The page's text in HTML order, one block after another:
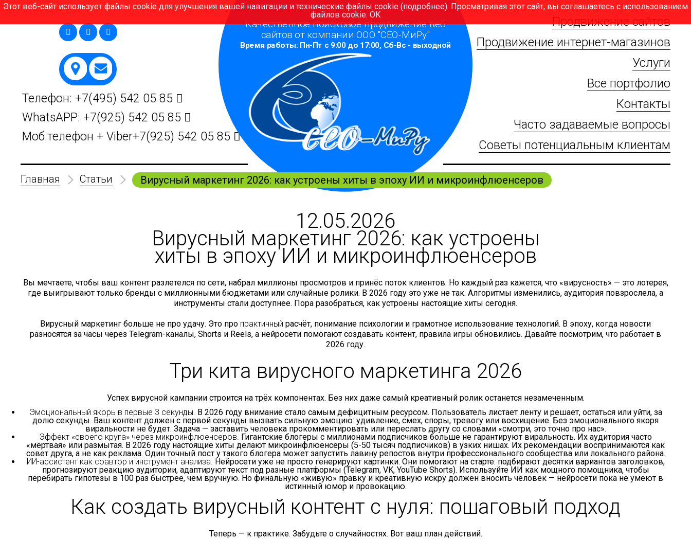
Главная Статьи Вирусный маркетинг 2026: как устроены хиты в эпоху ИИ и микроинфлюенсеров
12.05.2026
Вирусный маркетинг 2026: как устроены
хиты в эпоху ИИ и микроинфлюенсеров
Вы мечтаете, чтобы ваш контент разлетелся по сети, набрал миллионы просмотров и принёс поток клиентов. Но каждый раз кажется, что «вирусность» — это лотерея,
где выигрывают только бренды с миллионными бюджетами или случайные ролики. В 2026 году это уже не так. Алгоритмы изменились, аудитория повзрослела, а
инструменты стали доступнее. Пора разобраться, как устроены настоящие хиты сегодня.
Вирусный маркетинг больше не про удачу. Это про практичный расчёт, понимание психологии и грамотное использование технологий. В эпоху, когда новости
разносятся за часы через Telegram-каналы, Shorts и Reels, а нейросети помогают создавать контент, правила игры обновились. Давайте посмотрим, что работает в
2026 году.
Три кита вирусного маркетинга 2026
Успех вирусной кампании строится на трёх компонентах. Без них даже самый креативный ролик останется незамеченным.
Эмоциональный якорь в первые 3 секунды. В 2026 году внимание стало самым дефицитным ресурсом. Пользователь листает ленту и решает, остаться или уйти, за
долю секунды. Ваш контент должен с первой секунды вызвать сильную эмоцию: удивление, смех, споры, тревогу или восхищение. Без эмоционального якоря
виральности не будет. Задача — заставить человека прокомментировать или переслать другу со словами «смотри, это точно про нас».
Эффект «своего круга» через микроинфлюенсеров. Гигантские блогеры с миллионами подписчиков больше не гарантируют виральность. Их аудитория часто
«мёртвая» или размытая. В 2026 году настоящие хиты делают микроинфлюенсеры (5-50 тысяч подписчиков) в узких нишах. Их рекомендации воспринимаются как
совет друга, а не как реклама. Один точный пост у такого блогера может запустить лавину репостов внутри профессионального сообщества или локального района.
ИИ-ассистент как соавтор и инструмент анализа. Нейросети уже не просто генерируют картинки. Они помогают на старте: подбирают десятки вариантов заголовков,
прогнозируют реакцию аудитории, адаптируют текст под разные платформы (Telegram, VK, YouTube Shorts). Используйте ИИ как мощного помощника, чтобы
перебирать гипотезы в 100 раз быстрее, чем вручную. Но финальную «живую» правку и креативную искру должен вносить человек — нейросети пока не умеют в
истинный юмор и провокацию.
Как создать вирусный контент с нуля: пошаговый подход
Теперь — к практике. Забудьте о случайностях. Вот ваш план действий.
Телефон: +7(495) 542 05 85
WhatsAPP: +7(925) 542 05 85
Моб.телефон + Viber+7(925) 542 05 85
Качественное поисковое продвижение веб
сайтов от компании ООО "СЕО-МиРу"
Время работы: Пн-Пт с 9:00 до 17:00, Сб-Вс - выходной
Продвижение сайтов
Продвижение интернет-магазинов
Услуги
Все портфолио
Контакты
Часто задаваемые вопросы
Советы потенциальным клиентам
Этот веб-сайт использует файлы cookie для улучшения вашей навигации и технические файлы cookie (подробнее). Просматривая этот сайт, вы соглашаетесь с использованием
файлов cookie. OK